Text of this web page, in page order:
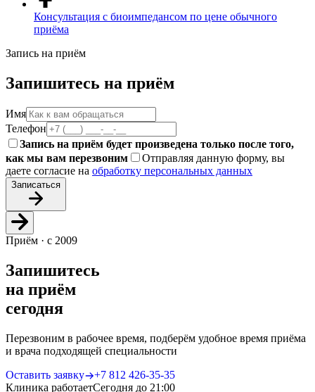
Консультация с биоимпедансом по цене обычного
приёма
Запись на приём
Запишитесь на приём
Имя
Телефон
Запись на приём будет произведена только после того,
как мы вам перезвоним
Отправляя данную форму, вы
даете согласие на обработку персональных данных
Записаться
Приём · с 2009
Запишитесь
на приём
сегодня
Перезвоним в рабочее время, подберём удобное время приёма
и врача подходящей специальности
Оставить заявку
+7 812 426‑35‑35
Клиника работаетСегодня до 21:00